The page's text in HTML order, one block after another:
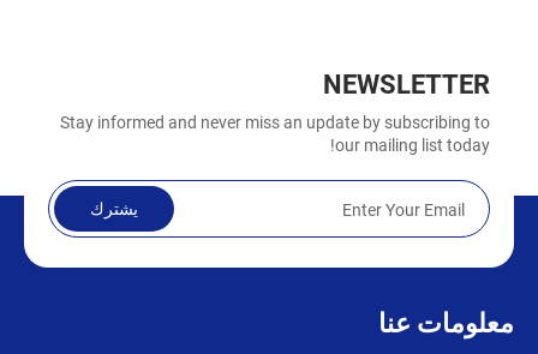
NEWSLETTER
Stay informed and never miss an update by subscribing to
our mailing list today!
يشترك
معلومات عنا